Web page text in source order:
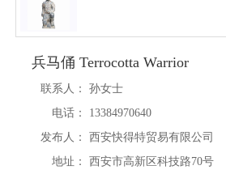
兵马俑 Terrocotta Warrior
联系人：
孙女士
电话：
13384970640
发布人：
西安快得特贸易有限公司
地址：
西安市高新区科技路70号